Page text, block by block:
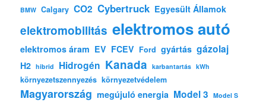
BMW Calgary CO2 Cybertruck Egyesült Államok
elektromobilitás elektromos autó
elektromos áram EV FCEV Ford gyártás gázolaj
H2 hibrid Hidrogén Kanada karbantartás kWh
környezetszennyezés környezetvédelem
Magyarország megújuló energia Model 3 Model S